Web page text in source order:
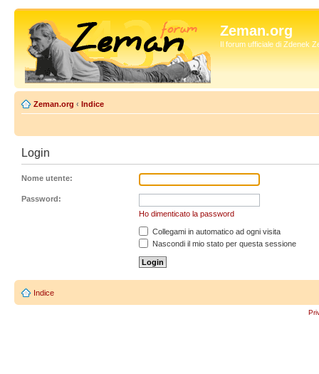
Zeman.org
Il forum ufficiale di Zdenek
Zeman.org ‹ Indice
Login
Nome utente:
Password:
Ho dimenticato la password
Collegami in automatico ad ogni visita
Nascondi il mio stato per questa sessione
Indice